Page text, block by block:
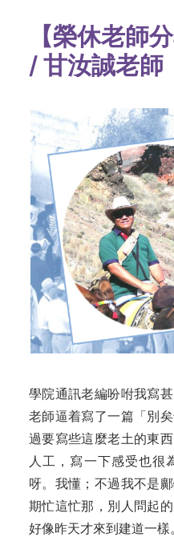
【榮休老師
/ 甘汝誠老師
學院通訊老編吩咐我寫
老師逼着寫了一篇「別
過要寫些這麼老土的東
人工，寫一下感受也很
呀。我懂；不過我不是
期忙這忙那，別人問起
好像昨天才來到建道一樣。